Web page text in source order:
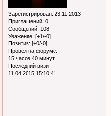
Зарегистрирован: 23.11.2013
Приглашений: 0
Сообщений: 108
Уважение: [+1/-0]
Позитив: [+0/-0]
Провел на форуме:
15 часов 40 минут
Последний визит:
11.04.2015 15:10:41